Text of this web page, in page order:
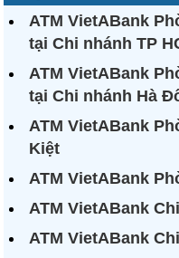
ATM VietABank
tại Chi nhánh TP
ATM VietABank
tại Chi nhánh Hà
ATM VietABank
Kiệt
ATM VietABank
ATM VietABank
ATM VietABank